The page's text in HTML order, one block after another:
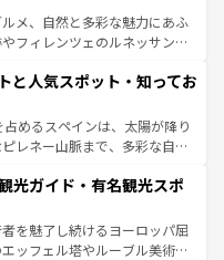
メ、自然と多彩な魅力にあふ
フィレンツェのルネッサンス
園風景やアマルフィ海岸の絶
い。観光の合間には、本場の
タリア料理を堪能することも
るまで、すべての瞬間を楽し
コンテンツ一覧を参照してほ
と人気スポット・知ってお
めるスペインは、太陽が降り
レネー山脈まで、多彩な自然
熱的なフラメンコ、熱気あふ
パスが生活の一部となってい
れた雰囲気や、バルセロナの
方では古代ローマ遺跡や中世
光ガイド・有名観光スポ
を魅了し続けるヨーロッパ屈
ッフェル塔やルーブル美術館